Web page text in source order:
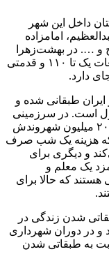
داخل این شهر
امامزاده
و …. در بهشت‌زهرا
نیز فاز یک در قسمت شمالی و غربی، با قطعات یک تا ۱۱۰ و قدمتی
ایران طبقانی شده و
است. در سرزمینی
که دسترسی به انواع پروتئین‌ها برای دستکم ۲۰ میلیون شهروندش
که هزینه یک شب صرف
و دیگری برای
یک معلم و
که حالا برای
شدن زندگی در
و در دوران شهرداری
به طبقاتی شدن